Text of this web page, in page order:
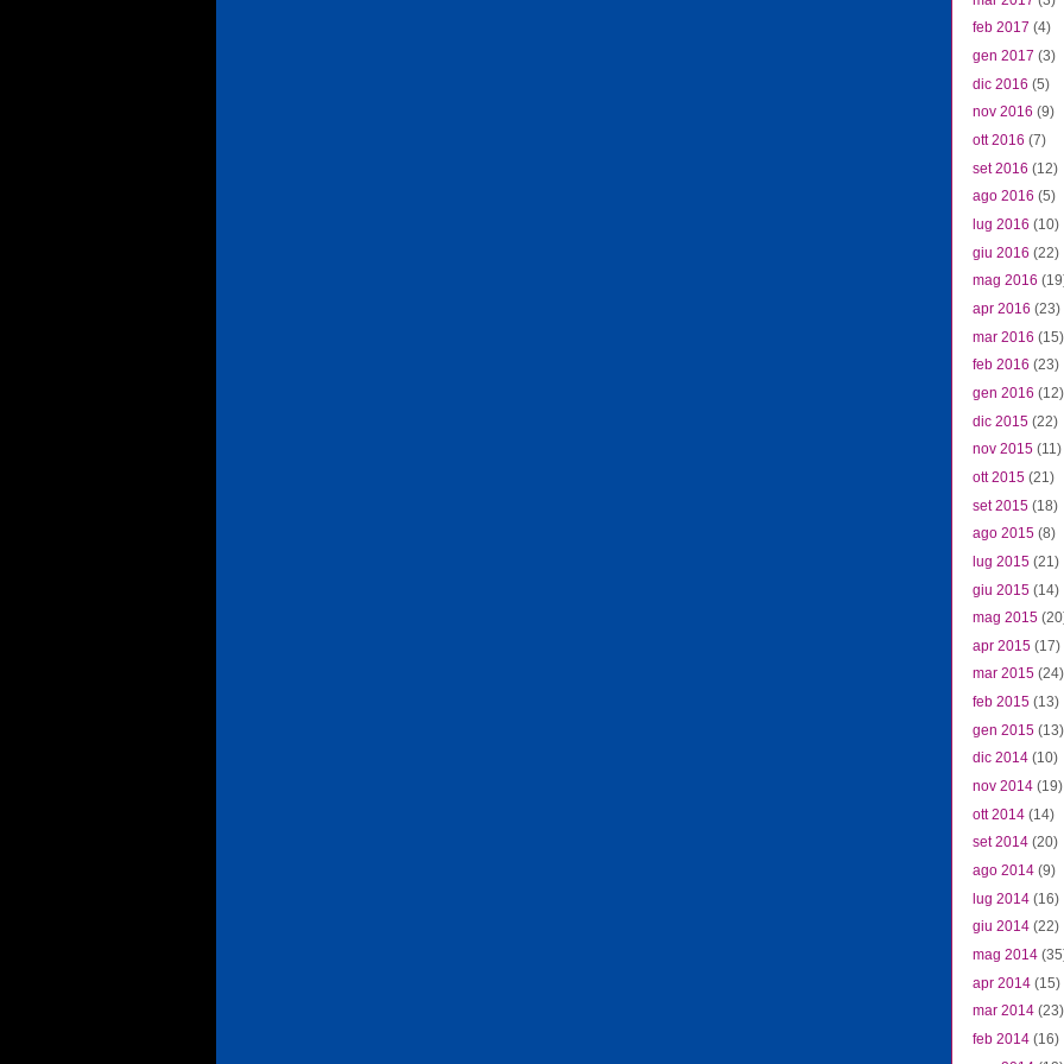
feb 2017 (4)
gen 2017 (3)
dic 2016 (5)
nov 2016 (9)
ott 2016 (7)
set 2016 (12)
ago 2016 (5)
lug 2016 (10)
giu 2016 (22)
mag 2016
apr 2016 (23)
mar 2016 (15)
feb 2016 (23)
gen 2016 (12)
dic 2015 (22)
nov 2015 (11)
ott 2015 (21)
set 2015 (18)
ago 2015 (8)
lug 2015 (21)
giu 2015 (14)
mag 2015
apr 2015 (17)
mar 2015 (24)
feb 2015 (13)
gen 2015 (13)
dic 2014 (10)
nov 2014 (19)
ott 2014 (14)
set 2014 (20)
ago 2014 (9)
lug 2014 (16)
giu 2014 (22)
mag 2014
apr 2014 (15)
mar 2014 (23)
feb 2014 (16)